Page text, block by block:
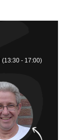
(13:30 - 17:00)